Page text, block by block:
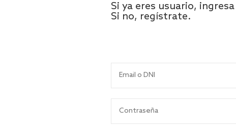
Si ya eres usuario,
Si no, regístrate.